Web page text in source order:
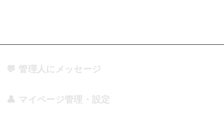
💬 管理人にメッセージ
👤 マイページ管理・設定